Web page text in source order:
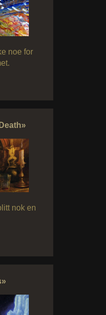
noe for
nok en